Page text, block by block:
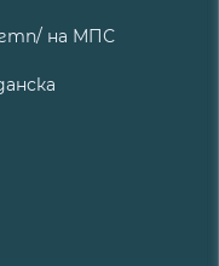
гтп/ на МПС